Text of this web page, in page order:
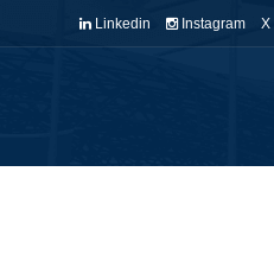
Linkedin Instagram X